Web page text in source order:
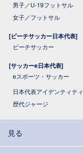
男子／U-19フットサル
女子／フットサル
[ビーチサッカー日本代表]
ビーチサッカー
[サッカーe日本代表]
eスポーツ・サッカー
日本代表アイデンティティ
歴代ジャージ
見る